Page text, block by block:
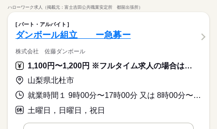
／ お休みは自分自身で 交渉しなくてOK！ ＼ 曜日固定のご相談
◎ シフトによる ◎有給休暇あり ◎長期休暇あり （年末年始休
暇など）
の時間も欲しい」 「家事の時間が足りない」など… 今の生活に
合わせた時間帯の お仕事もご紹介可能です。 面談時にぜひ教え
てください！"
休日・休暇
／ お休みは自分自身で 交渉しなくてOK！ ＼ 曜日固定のご相談
や やむを得ないお休みなどは、 当社がしっかりサポートします
◎ シフトによる ◎有給休暇あり ◎長期休暇あり （年末年始休
暇など）
続きを読む
ハローワーク求人（掲載元：富士吉田公共職業安定所 都留出張所）
パート・アルバイト
ダンボール組立 ー急募ー
株式会社 佐藤ダンボール
1,100円〜1,200円 ※フルタイム求人の場合は月額（換算額）、パート求人の場合は時間額を表示しています。
山梨県北杜市
就業時間１ 9時00分〜17時00分 又は 8時00分〜17時00分の時間の間の6時間以上 就業時間に関する特記事項 就業時間・勤務日数については相談に応じます。
土曜日，日曜日，祝日